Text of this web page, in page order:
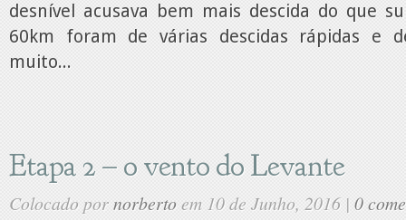
desnível acusava bem mais descida do que
60km foram de várias descidas rápidas e
muito...
Etapa 2 – o vento do Levante
Colocado pornorberto em 10 de Junho, 2016 | 0